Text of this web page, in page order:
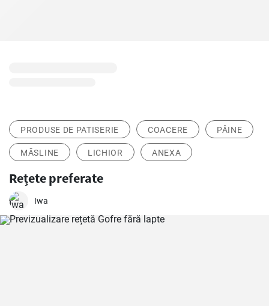
PRODUSE DE PATISERIE COACERE PÂINE
MĂSLINE LICHIOR ANEXA
Rețete preferate
Iwa